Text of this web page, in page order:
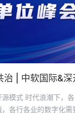
业面临着数字
各行各业的数字化需